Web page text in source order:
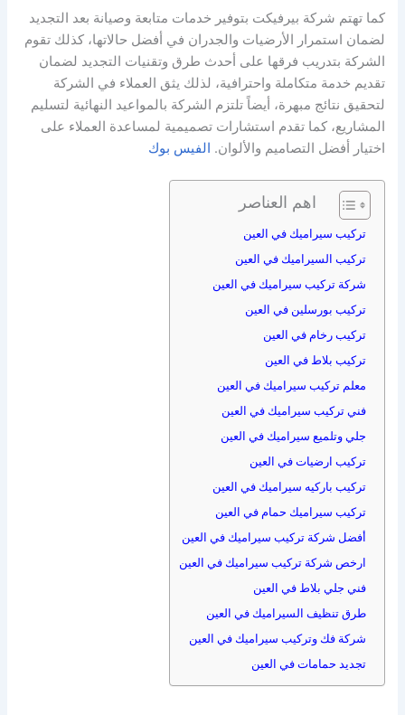
كما تهتم شركة بيرفيكت بتوفير خدمات متابعة وصيانة بعد التجديد
لضمان استمرار الأرضيات والجدران في أفضل حالاتها، كذلك تقوم
الشركة بتدريب فرقها على أحدث طرق وتقنيات التجديد لضمان
تقديم خدمة متكاملة واحترافية، لذلك يثق العملاء في الشركة
لتحقيق نتائج مبهرة، أيضاً تلتزم الشركة بالمواعيد النهائية لتسليم
المشاريع، كما تقدم استشارات تصميمية لمساعدة العملاء على
اختيار أفضل التصاميم والألوان. الفيس بوك
اهم العناصر
تركيب سيراميك في العين
تركيب السيراميك في العين
شركة تركيب سيراميك في العين
تركيب بورسلين في العين
تركيب رخام في العين
تركيب بلاط في العين
معلم تركيب سيراميك في العين
فني تركيب سيراميك في العين
جلي وتلميع سيراميك في العين
تركيب ارضيات في العين
تركيب باركيه سيراميك في العين
تركيب سيراميك حمام في العين
أفضل شركة تركيب سيراميك في العين
ارخص شركة تركيب سيراميك في العين
فني جلي بلاط في العين
طرق تنظيف السيراميك في العين
شركة فك وتركيب سيراميك في العين
تجديد حمامات في العين